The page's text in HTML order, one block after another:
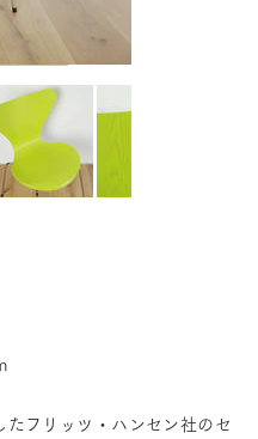
フリッツ・ハンセン社のセ